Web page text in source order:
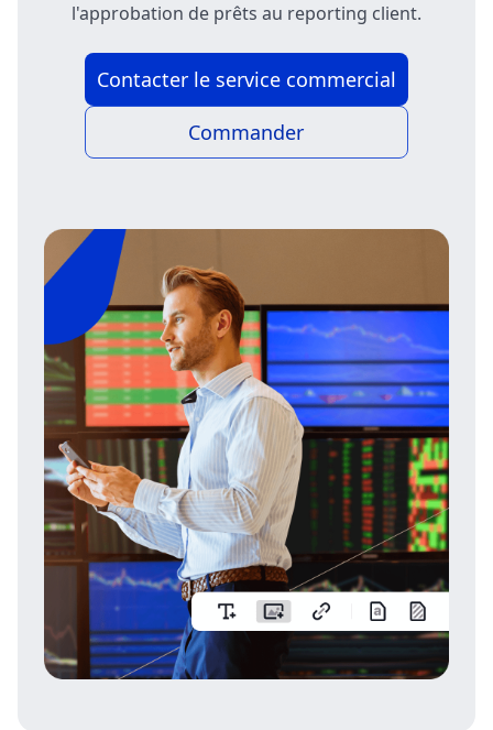
l'approbation de prêts au reporting client.
Contacter le service commercial
Commander